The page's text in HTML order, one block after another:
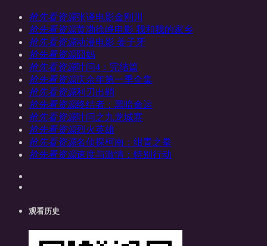
抢先看资源张译电影金刚川
抢先看资源黄渤徐峥电影 我和我的家乡
抢先看资源动漫电影 姜子牙
抢先看资源囧妈
抢先看资源叶问4：完结篇
抢先看资源庆余年第一季全集
抢先看资源利刃出鞘
抢先看资源终结者：黑暗命运
抢先看资源叶问之九龙城寨
抢先看资源烈火英雄
抢先看资源名侦探柯南：绀青之拳
抢先看资源速度与激情：特别行动
观看历史